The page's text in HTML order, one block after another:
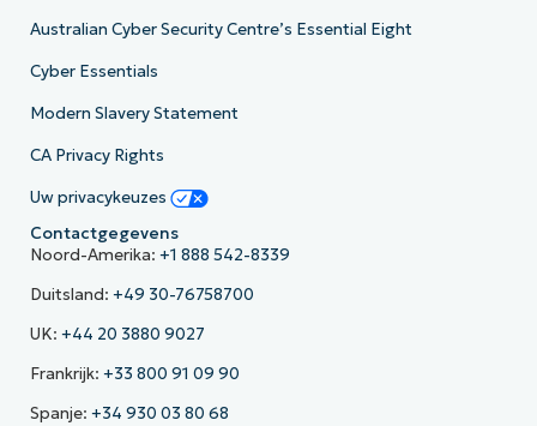
Australian Cyber Security Centre’s Essential Eight
Cyber Essentials
Modern Slavery Statement
CA Privacy Rights
Uw privacykeuzes
Contactgegevens
Noord-Amerika: +1 888 542-8339
Duitsland: +49 30-76758700
UK: +44 20 3880 9027
Frankrijk: +33 800 91 09 90
Spanje: +34 930 03 80 68